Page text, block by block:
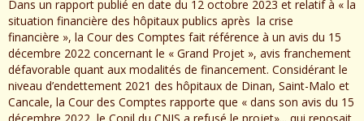
Dans un rapport publié en date du 12 octobre 2023 et relatif à « la
situation financière des hôpitaux publics après la crise
financière », la Cour des Comptes fait référence à un avis du 15
décembre 2022 concernant le « Grand Projet », avis franchement
défavorable quant aux modalités de financement. Considérant le
niveau d’endettement 2021 des hôpitaux de Dinan, Saint-Malo et
Cancale, la Cour des Comptes rapporte que « dans son avis du 15